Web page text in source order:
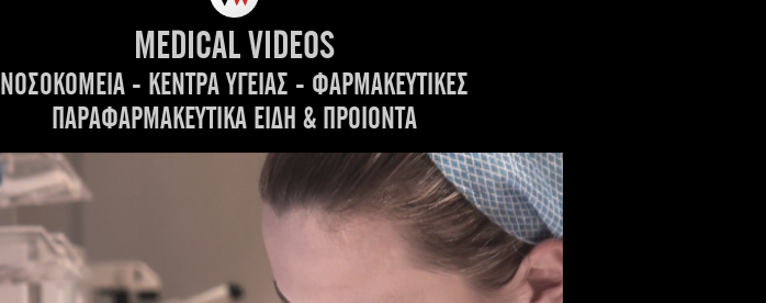
MEDICAL VIDEOS
ΝΟΣΟΚΟΜΕΙΑ - ΚΕΝΤΡΑ ΥΓΕΙΑΣ - ΦΑΡΜΑΚΕΥΤΙΚΕΣ
ΠΑΡΑΦΑΡΜΑΚΕΥΤΙΚΑ ΕΙΔΗ & ΠΡΟΙΟΝΤΑ